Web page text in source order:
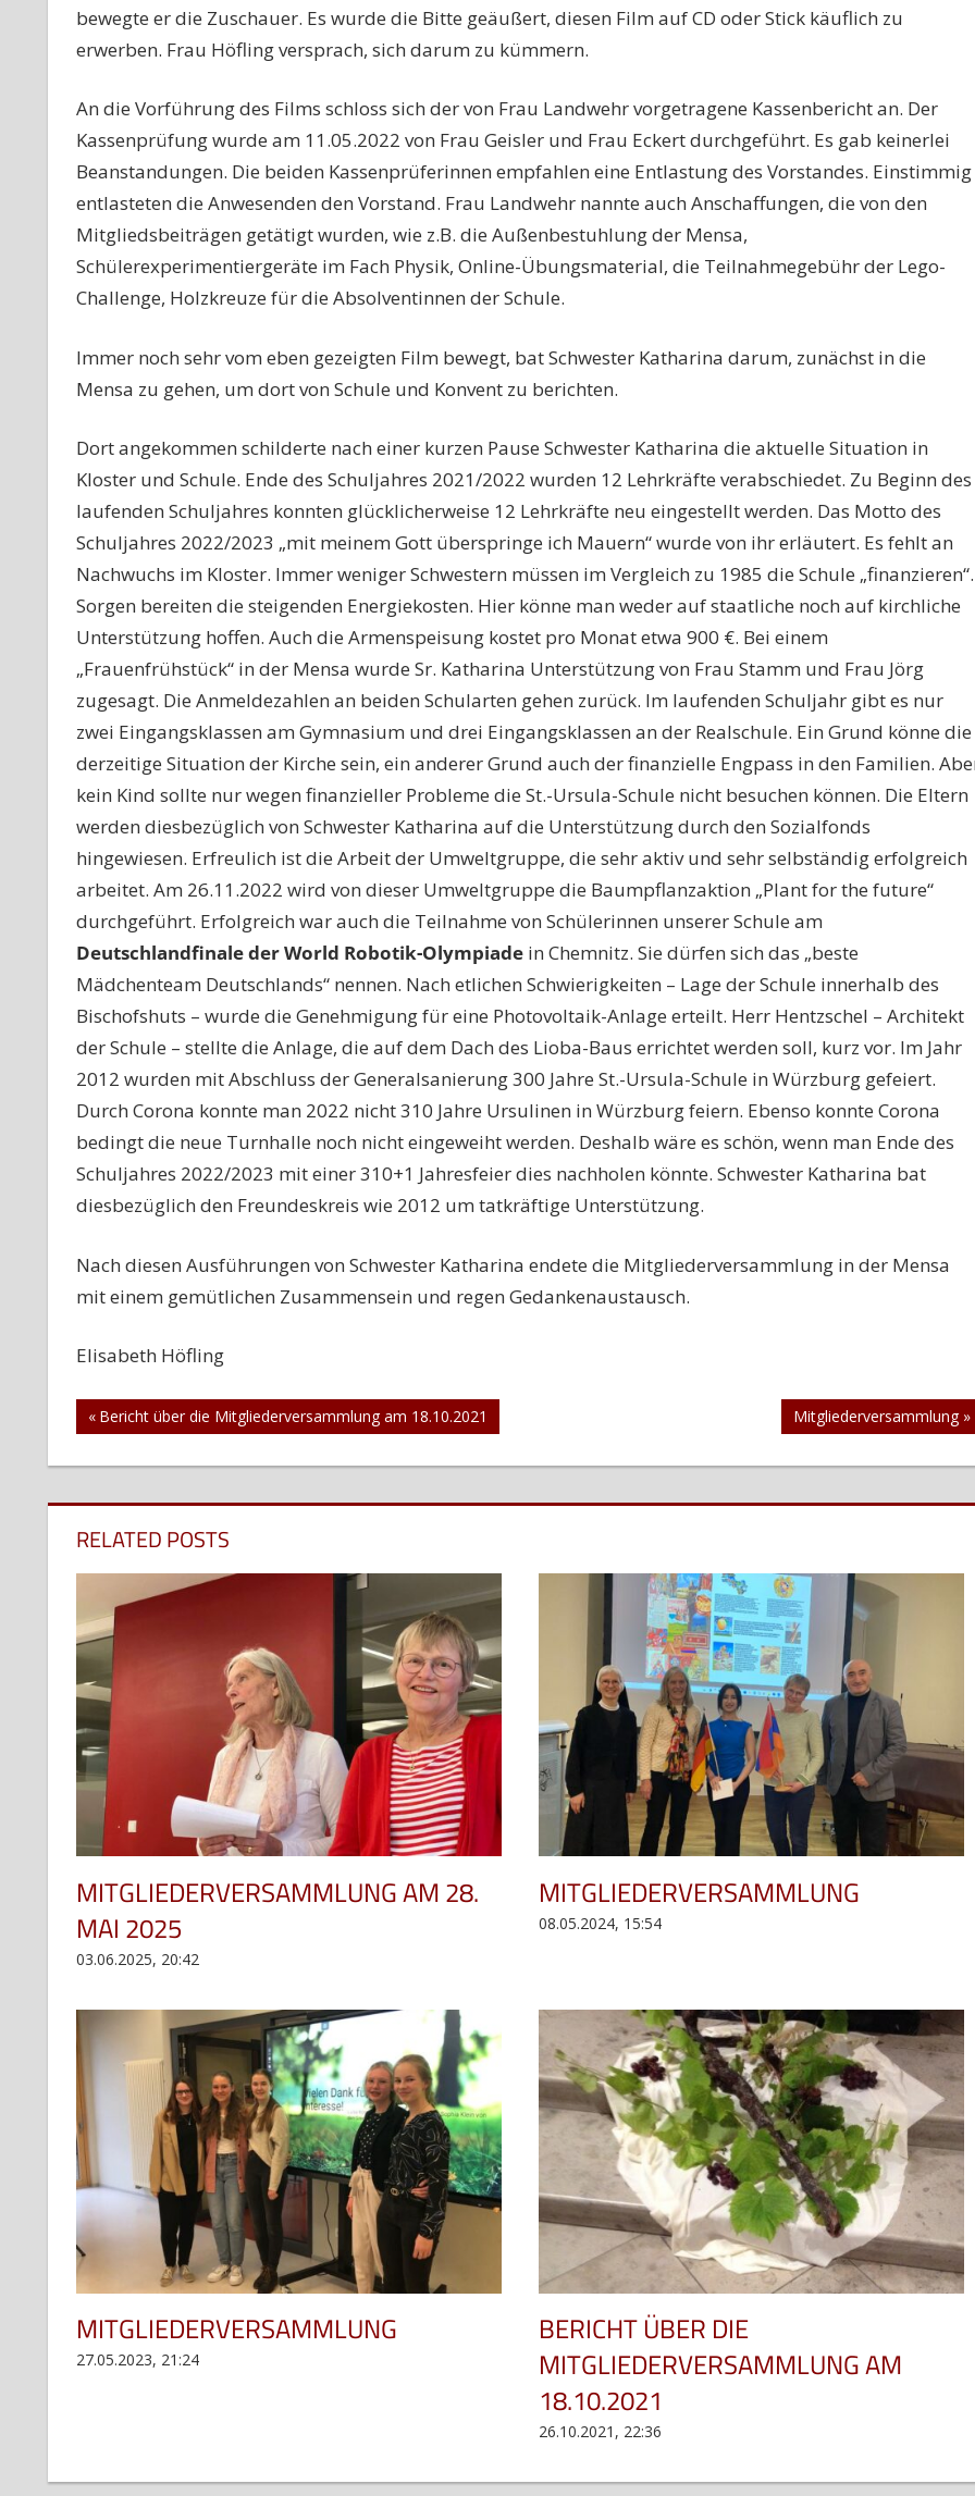
bewegte er die Zuschauer. Es wurde die Bitte geäußert, diesen Film auf CD oder Stick käuflich zu
erwerben. Frau Höfling versprach, sich darum zu kümmern.
An die Vorführung des Films schloss sich der von Frau Landwehr vorgetragene Kassenbericht an. Der
Kassenprüfung wurde am 11.05.2022 von Frau Geisler und Frau Eckert durchgeführt. Es gab keinerlei
Beanstandungen. Die beiden Kassenprüferinnen empfahlen eine Entlastung des Vorstandes. Einstimmig
entlasteten die Anwesenden den Vorstand. Frau Landwehr nannte auch Anschaffungen, die von den
Mitgliedsbeiträgen getätigt wurden, wie z.B. die Außenbestuhlung der Mensa,
Schülerexperimentiergeräte im Fach Physik, Online-Übungsmaterial, die Teilnahmegebühr der Lego-
Challenge, Holzkreuze für die Absolventinnen der Schule.
Immer noch sehr vom eben gezeigten Film bewegt, bat Schwester Katharina darum, zunächst in die
Mensa zu gehen, um dort von Schule und Konvent zu berichten.
Dort angekommen schilderte nach einer kurzen Pause Schwester Katharina die aktuelle Situation in
Kloster und Schule. Ende des Schuljahres 2021/2022 wurden 12 Lehrkräfte verabschiedet. Zu Beginn des
laufenden Schuljahres konnten glücklicherweise 12 Lehrkräfte neu eingestellt werden. Das Motto des
Schuljahres 2022/2023 „mit meinem Gott überspringe ich Mauern“ wurde von ihr erläutert. Es fehlt an
Nachwuchs im Kloster. Immer weniger Schwestern müssen im Vergleich zu 1985 die Schule „finanzieren“.
Sorgen bereiten die steigenden Energiekosten. Hier könne man weder auf staatliche noch auf kirchliche
Unterstützung hoffen. Auch die Armenspeisung kostet pro Monat etwa 900 €. Bei einem
„Frauenfrühstück“ in der Mensa wurde Sr. Katharina Unterstützung von Frau Stamm und Frau Jörg
zugesagt. Die Anmeldezahlen an beiden Schularten gehen zurück. Im laufenden Schuljahr gibt es nur
zwei Eingangsklassen am Gymnasium und drei Eingangsklassen an der Realschule. Ein Grund könne die
derzeitige Situation der Kirche sein, ein anderer Grund auch der finanzielle Engpass in den Familien.
kein Kind sollte nur wegen finanzieller Probleme die St.-Ursula-Schule nicht besuchen können. Die Eltern
werden diesbezüglich von Schwester Katharina auf die Unterstützung durch den Sozialfonds
hingewiesen. Erfreulich ist die Arbeit der Umweltgruppe, die sehr aktiv und sehr selbständig erfolgreich
arbeitet. Am 26.11.2022 wird von dieser Umweltgruppe die Baumpflanzaktion „Plant for the future“
durchgeführt. Erfolgreich war auch die Teilnahme von Schülerinnen unserer Schule am
Deutschlandfinale der World Robotik-Olympiadein Chemnitz. Sie dürfen sich das „beste
Mädchenteam Deutschlands“ nennen. Nach etlichen Schwierigkeiten – Lage der Schule innerhalb des
Bischofshuts – wurde die Genehmigung für eine Photovoltaik-Anlage erteilt. Herr Hentzschel – Architekt
der Schule – stellte die Anlage, die auf dem Dach des Lioba-Baus errichtet werden soll, kurz vor. Im Jahr
2012 wurden mit Abschluss der Generalsanierung 300 Jahre St.-Ursula-Schule in Würzburg gefeiert.
Durch Corona konnte man 2022 nicht 310 Jahre Ursulinen in Würzburg feiern. Ebenso konnte Corona
bedingt die neue Turnhalle noch nicht eingeweiht werden. Deshalb wäre es schön, wenn man Ende des
Schuljahres 2022/2023 mit einer 310+1 Jahresfeier dies nachholen könnte. Schwester Katharina bat
diesbezüglich den Freundeskreis wie 2012 um tatkräftige Unterstützung.
Nach diesen Ausführungen von Schwester Katharina endete die Mitgliederversammlung in der Mensa
mit einem gemütlichen Zusammensein und regen Gedankenaustausch.
Elisabeth Höfling
Beitragsnavigation
Vorheriger
Beitrag:
Bericht über die Mitgliederversammlung am 18.10.2021
Nächster
Beitrag:
Mitgliederversammlung
RELATED POSTS
MITGLIEDERVERSAMMLUNG AM 28.
MAI 2025
03.06.2025, 20:42
MITGLIEDERVERSAMMLUNG
08.05.2024, 15:54
MITGLIEDERVERSAMMLUNG
27.05.2023, 21:24
BERICHT ÜBER DIE
MITGLIEDERVERSAMMLUNG AM
18.10.2021
26.10.2021, 22:36